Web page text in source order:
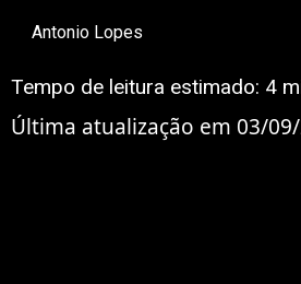
Antonio Lopes
Tempo de leitura estimado: 4
Última atualização em 03/